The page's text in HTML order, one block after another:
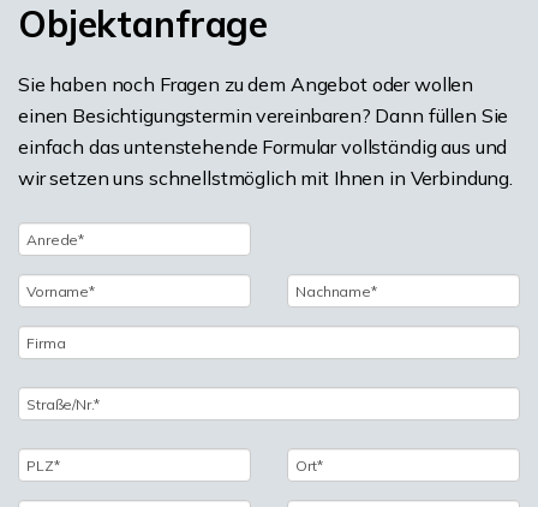
Objektanfrage
Sie haben noch Fragen zu dem Angebot oder wollen
einen Besichtigungstermin vereinbaren? Dann füllen Sie
einfach das untenstehende Formular vollständig aus und
wir setzen uns schnellstmöglich mit Ihnen in Verbindung.